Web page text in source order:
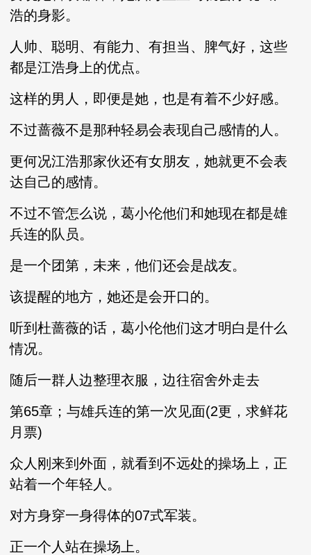
浩的身影。
人帅、聪明、有能力、有担当、脾气好，这些
都是江浩身上的优点。
这样的男人，即便是她，也是有着不少好感。
不过蔷薇不是那种轻易会表现自己感情的人。
更何况江浩那家伙还有女朋友，她就更不会表
达自己的感情。
不过不管怎么说，葛小伦他们和她现在都是雄
兵连的队员。
是一个团第，未来，他们还会是战友。
该提醒的地方，她还是会开口的。
听到杜蔷薇的话，葛小伦他们这才明白是什么
情况。
随后一群人边整理衣服，边往宿舍外走去
第65章；与雄兵连的第一次见面(2更，求鲜花
月票)
众人刚来到外面，就看到不远处的操场上，正
站着一个年轻人。
对方身穿一身得体的07式军装。
正一个人站在操场上。